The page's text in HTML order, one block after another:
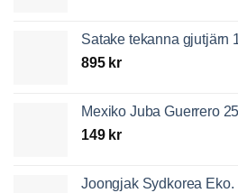
Satake tekanna gjutjärn
895 kr
Mexiko Juba Guerrero
149 kr
Joongjak Sydkorea Eko.